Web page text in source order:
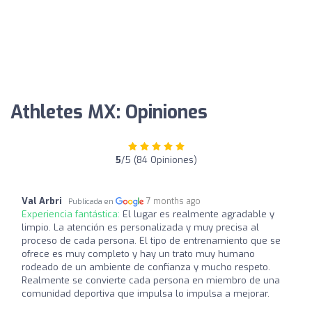
Athletes MX: Opiniones
5/5 (84 Opiniones)
Val Arbri Publicada en 7 months ago
Experiencia fantástica: El lugar es realmente agradable y
limpio. La atención es personalizada y muy precisa al
proceso de cada persona. El tipo de entrenamiento que se
ofrece es muy completo y hay un trato muy humano
rodeado de un ambiente de confianza y mucho respeto.
Realmente se convierte cada persona en miembro de una
comunidad deportiva que impulsa lo impulsa a mejorar.